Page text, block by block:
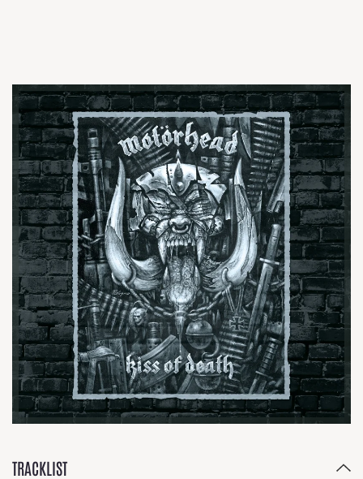
TRACKLIST